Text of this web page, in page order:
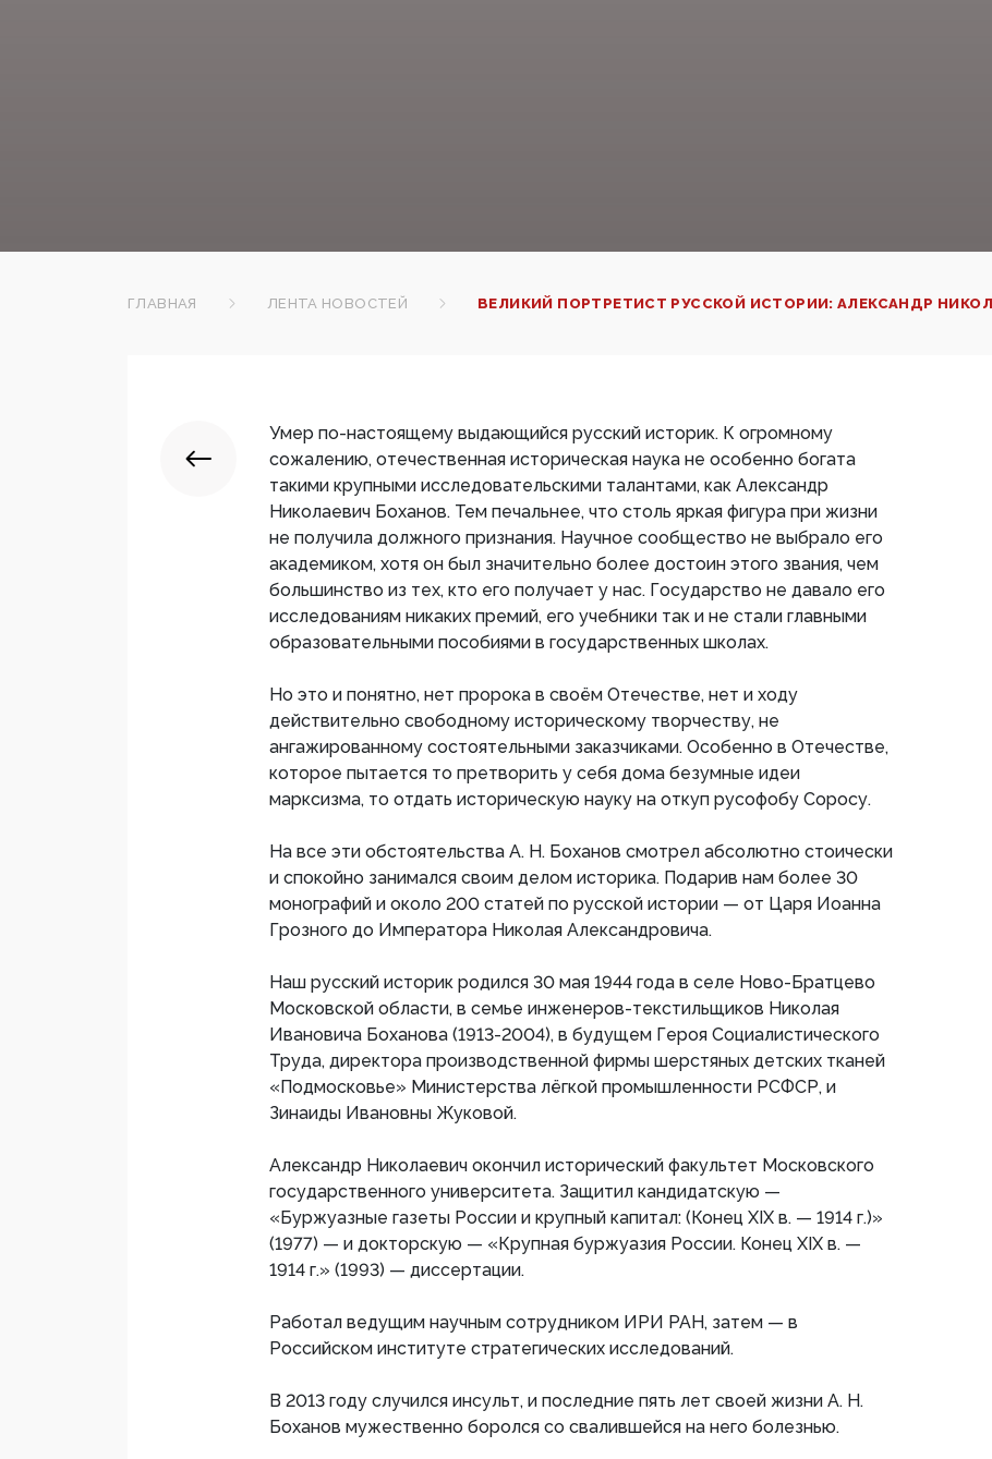
ГЛАВНАЯ ЛЕНТА НОВОСТЕЙ ВЕЛИКИЙ ПОРТРЕТИСТ РУССКОЙ ИСТОРИИ: АЛЕКСАНДР
Умер по-настоящему выдающийся русский историк. К огромному
сожалению, отечественная историческая наука не особенно богата
такими крупными исследовательскими талантами, как Александр
Николаевич Боханов. Тем печальнее, что столь яркая фигура при жизни
не получила должного признания. Научное сообщество не выбрало его
академиком, хотя он был значительно более достоин этого звания, чем
большинство из тех, кто его получает у нас. Государство не давало его
исследованиям никаких премий, его учебники так и не стали главными
образовательными пособиями в государственных школах.
Но это и понятно, нет пророка в своём Отечестве, нет и ходу
действительно свободному историческому творчеству, не
ангажированному состоятельными заказчиками. Особенно в Отечестве,
которое пытается то претворить у себя дома безумные идеи
марксизма, то отдать историческую науку на откуп русофобу Соросу.
На все эти обстоятельства А. Н. Боханов смотрел абсолютно стоически
и спокойно занимался своим делом историка. Подарив нам более 30
монографий и около 200 статей по русской истории — от Царя Иоанна
Грозного до Императора Николая Александровича.
Наш русский историк родился 30 мая 1944 года в селе Ново-Братцево
Московской области, в семье инженеров-текстильщиков Николая
Ивановича Боханова (1913-2004), в будущем Героя Социалистического
Труда, директора производственной фирмы шерстяных детских тканей
«Подмосковье» Министерства лёгкой промышленности РСФСР, и
Зинаиды Ивановны Жуковой.
Александр Николаевич окончил исторический факультет Московского
государственного университета. Защитил кандидатскую —
«Буржуазные газеты России и крупный капитал: (Конец XIX в. — 1914 г.)»
(1977) — и докторскую — «Крупная буржуазия России. Конец XIX в. —
1914 г.» (1993) — диссертации.
Работал ведущим научным сотрудником ИРИ РАН, затем — в
Российском институте стратегических исследований.
В 2013 году случился инсульт, и последние пять лет своей жизни А. Н.
Боханов мужественно боролся со свалившейся на него болезнью.